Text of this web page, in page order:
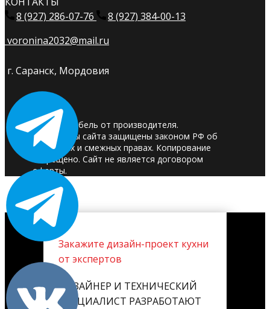
8 (927) 286-07-76
8 (927) 384-00-13
voronina2032@mail.ru
г. Саранск, Мордовия
© 2025. Мебель от производителя.
Материалы сайта защищены законом РФ об
авторских и смежных правах. Копирование
запрещено. Сайт не является договором
оферты.
Закажите дизайн-проект кухни
от экспертов
ДИЗАЙНЕР И ТЕХНИЧЕСКИЙ
СПЕЦИАЛИСТ РАЗРАБОТАЮТ